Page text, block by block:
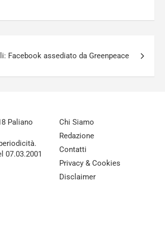
Facebook assediato da Greenpeace
Paliano
07.03.2001
Chi Siamo
Redazione
Contatti
Privacy & Cookies
Disclaimer